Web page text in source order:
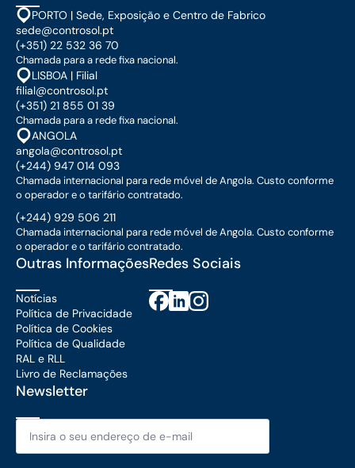
PORTO | Sede, Exposição e Centro de Fabrico
sede@controsol.pt
(+351) 22 532 36 70
Chamada para a rede fixa nacional.
LISBOA | Filial
filial@controsol.pt
(+351) 21 855 01 39
Chamada para a rede fixa nacional.
ANGOLA
angola@controsol.pt
(+244) 947 014 093
Chamada internacional para rede móvel de Angola. Custo conforme
o operador e o tarifário contratado.
(+244) 929 506 211
Chamada internacional para rede móvel de Angola. Custo conforme
o operador e o tarifário contratado.
Outras Informações
Notícias
Política de Privacidade
Política de Cookies
Política de Qualidade
RAL e RLL
Livro de Reclamações
Redes Sociais
Newsletter
Email